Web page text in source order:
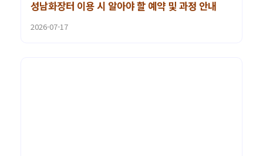
성남화장터 이용 시 알아야 할 예약 및 과정 안내
2026-07-17